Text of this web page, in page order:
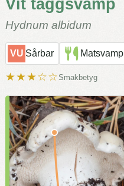
Vit taggsvamp
Hydnum albidum
VU Sårbar Matsvamp
★★★☆☆ Smakbetyg